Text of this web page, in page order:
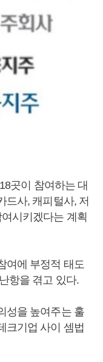
곳이 참여하는 대
드사, 캐피털사, 저
시키겠다는 계획
여에 부정적 태도
항을 겪고 있다.
성을 높여주는 훌
크기업 사이 셈법